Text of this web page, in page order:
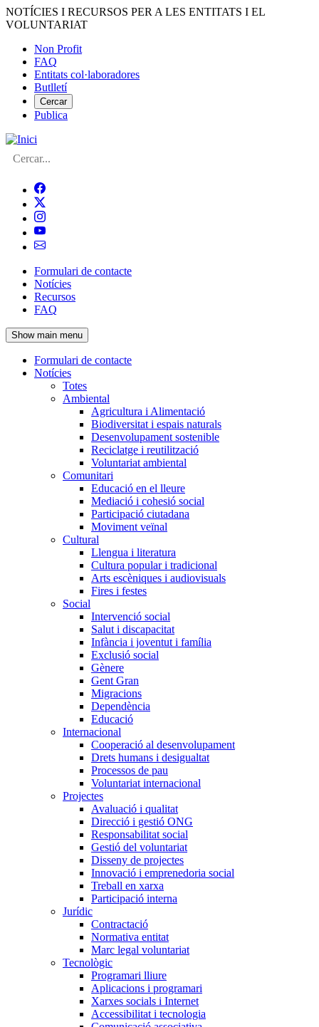
Vés
al
NOTÍCIES I RECURSOS PER A LES ENTITATS I EL
VOLUNTARIAT
Menú
del
compte
d'usuari
Non Profit
FAQ
Entitats col·laboradores
Butlletí
Cercar
Publica
Cerca
Navegació
principal
de
l'encapçalament
Formulari de contacte
Notícies
Recursos
FAQ
Show main menu
Navegació
principal
Formulari de contacte
Notícies
Totes
Ambiental
Agricultura i Alimentació
Biodiversitat i espais naturals
Desenvolupament sostenible
Reciclatge i reutilització
Voluntariat ambiental
Comunitari
Educació en el lleure
Mediació i cohesió social
Participació ciutadana
Moviment veïnal
Cultural
Llengua i literatura
Cultura popular i tradicional
Arts escèniques i audiovisuals
Fires i festes
Social
Intervenció social
Salut i discapacitat
Infància i joventut i família
Exclusió social
Gènere
Gent Gran
Migracions
Dependència
Educació
Internacional
Cooperació al desenvolupament
Drets humans i desigualtat
Processos de pau
Voluntariat internacional
Projectes
Avaluació i qualitat
Direcció i gestió ONG
Responsabilitat social
Gestió del voluntariat
Disseny de projectes
Innovació i emprenedoria social
Treball en xarxa
Participació interna
Jurídic
Contractació
Normativa entitat
Marc legal voluntariat
Tecnològic
Programari lliure
Aplicacions i programari
Xarxes socials i Internet
Accessibilitat i tecnologia